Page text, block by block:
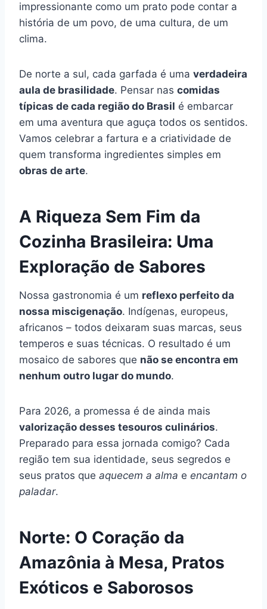
impressionante como um prato pode contar a
história de um povo, de uma cultura, de um
clima.
De norte a sul, cada garfada é uma verdadeira
aula de brasilidade. Pensar nas comidas
típicas de cada região do Brasil é embarcar
em uma aventura que aguça todos os sentidos.
Vamos celebrar a fartura e a criatividade de
quem transforma ingredientes simples em
obras de arte.
A Riqueza Sem Fim da
Cozinha Brasileira: Uma
Exploração de Sabores
Nossa gastronomia é um reflexo perfeito da
nossa miscigenação. Indígenas, europeus,
africanos – todos deixaram suas marcas, seus
temperos e suas técnicas. O resultado é um
mosaico de sabores que não se encontra em
nenhum outro lugar do mundo.
Para 2026, a promessa é de ainda mais
valorização desses tesouros culinários.
Preparado para essa jornada comigo? Cada
região tem sua identidade, seus segredos e
seus pratos que aquecem a alma e encantam o
paladar.
Norte: O Coração da
Amazônia à Mesa, Pratos
Exóticos e Saborosos